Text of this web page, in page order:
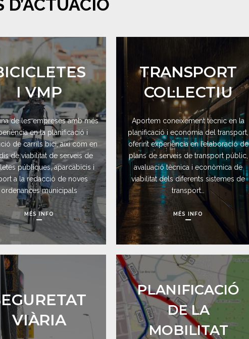
I VMP
de les empreses amb més
en la planificació i
de carrils bici, així com en
de viabilitat de serveis de
públiques, aparcabicis i
a la redacció de noves
ordenances municipals
MÉS INFO
TRANSPORT
COL·LECTIU
Aportem coneixement tècnic en la
planificació i economia del transport,
oferint experiència en l’elaboració de
plans de serveis de transport públic,
avaluació tècnica i econòmica de
viabilitat dels diferents sistemes de
transport…
MÉS INFO
VIÀRIA
PLANIFICACIÓ
DE LA
MOBILITAT